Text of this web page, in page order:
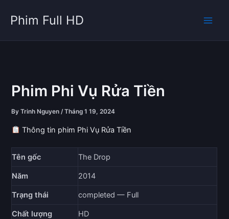
Phim Full HD
Phim Phi Vụ Rửa Tiền
ByTrinh Nguyen/Tháng 1 19, 2024
Thông tin phim Phi Vụ Rửa Tiền
Tên gốc The Drop
Năm 2014
Trạng thái completed — Full
Chất lượng HD